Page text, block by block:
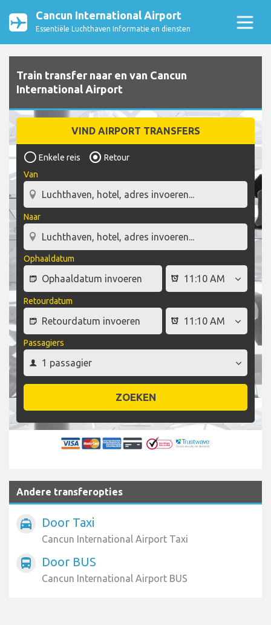
Cancun International Airport
Essentiële Luchthaven Informatie en diensten
Train transfer naar en van Cancun
International Airport
VIND AIRPORT TRANSFERS
Enkele reis
Retour
Van
Naar
Ophaaldatum
Retourdatum
Passagiers
ZOEKEN
Andere transferopties
local_taxi Door Taxi
Cancun International Airport Taxi
directions_bus Door BUS
Cancun International Airport BUS